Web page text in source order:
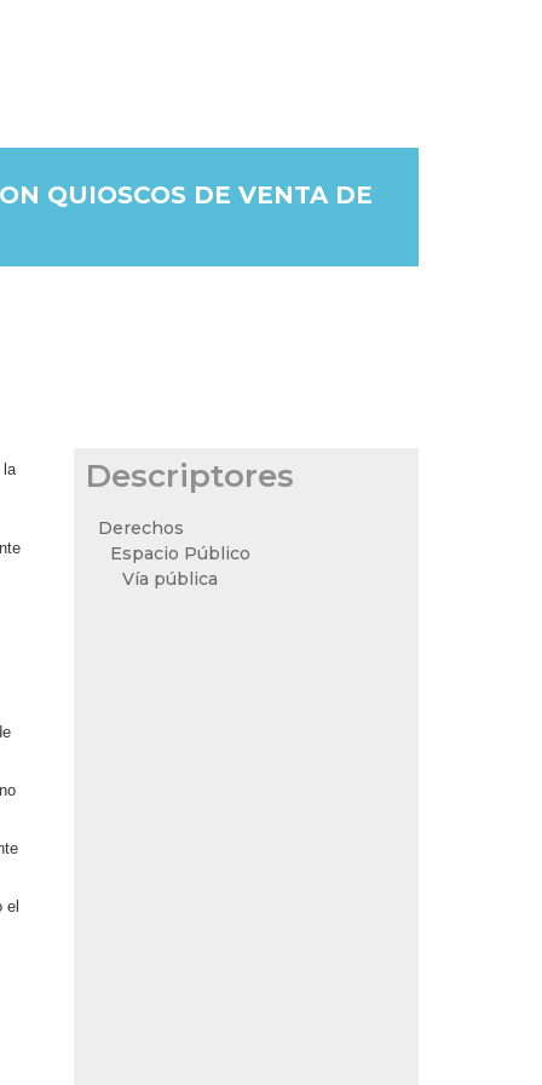
QUIOSCOS DE VENTA DE
la
el
Descriptores
Derechos
Espacio Público
Vía pública